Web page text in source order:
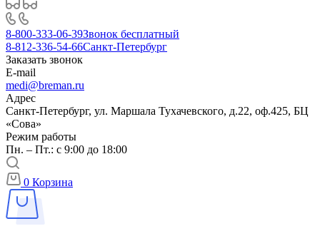
8-800-333-06-39Звонок бесплатный
8-812-336-54-66Санкт-Петербург
Заказать звонок
E-mail
medi@breman.ru
Адрес
Санкт-Петербург, ул. Маршала Тухачевского, д.22, оф.425, БЦ
«Сова»
Режим работы
Пн. – Пт.: с 9:00 до 18:00
0 Корзина